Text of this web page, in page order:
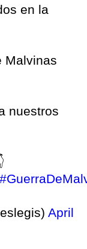
en la
Malvinas
nuestros
April